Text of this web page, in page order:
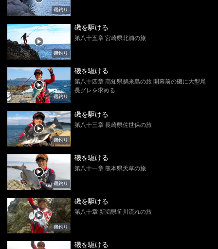
磯釣り
磯釣り
磯を駆ける
第八十五章 宮崎県北浦の旅
磯釣り
磯を駆ける
第八十四章 高知県鵜来島の旅 開幕前の磯に大型尾
長グレを求める
磯釣り
磯を駆ける
第八十三章 長崎県佐世保の旅
磯釣り
磯を駆ける
第八十一章 熊本県天草の旅
磯釣り
磯を駆ける
第八十章 新潟県笹川流れの旅
磯を駆ける